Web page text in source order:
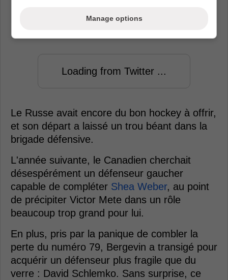
Loading from Twitter ...
Le Russe avait encore du bon hockey à offrir,
et son départ a laissé un trou béant dans la
brigade défensive.
L'année suivante, le Canadien cherchait
désespérément un défenseur gaucher
capable de compléter Shea Weber, au point
de précipiter Victor Mete dans un rôle
beaucoup trop grand pour lui.
En plus, pris par la panique de combler la
perte du numéro 79, Bergevin a transigé pour
acquérir un défenseur plus fragile que du
verre : David Schlemko. Sans surprise, ce
Manage options